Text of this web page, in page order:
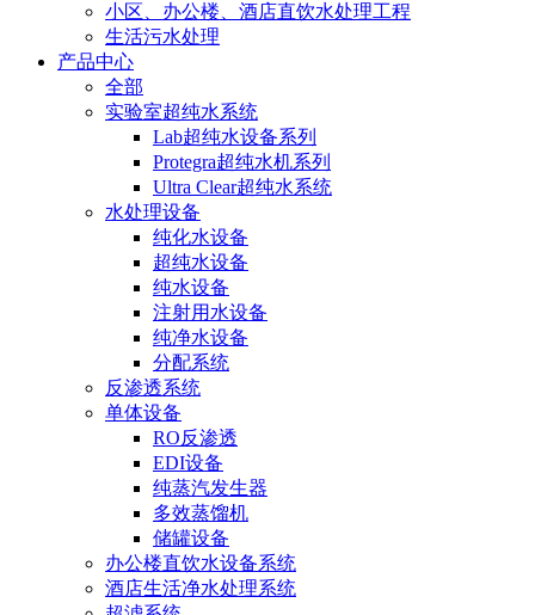
小区、办公楼、酒店直饮水处理工程
生活污水处理
产品中心
全部
实验室超纯水系统
Lab超纯水设备系列
Protegra超纯水机系列
Ultra Clear超纯水系统
水处理设备
纯化水设备
超纯水设备
纯水设备
注射用水设备
纯净水设备
分配系统
反渗透系统
单体设备
RO反渗透
EDI设备
纯蒸汽发生器
多效蒸馏机
储罐设备
办公楼直饮水设备系统
酒店生活净水处理系统